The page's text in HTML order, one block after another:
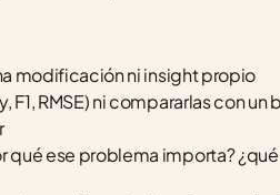
modificación ni insight propio
RMSE) ni compararlas con un
ese problema importa?